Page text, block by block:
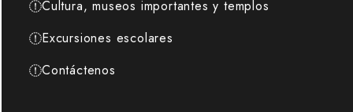
Cultura, museos importantes y templos
Excursiones escolares
Contáctenos